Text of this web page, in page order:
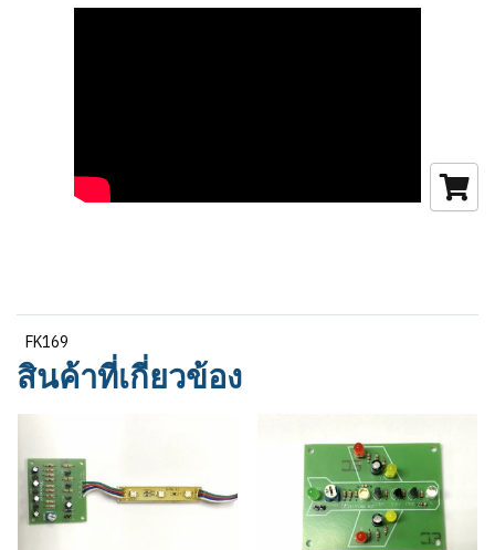
FK169
สินค้าที่เกี่ยวข้อง